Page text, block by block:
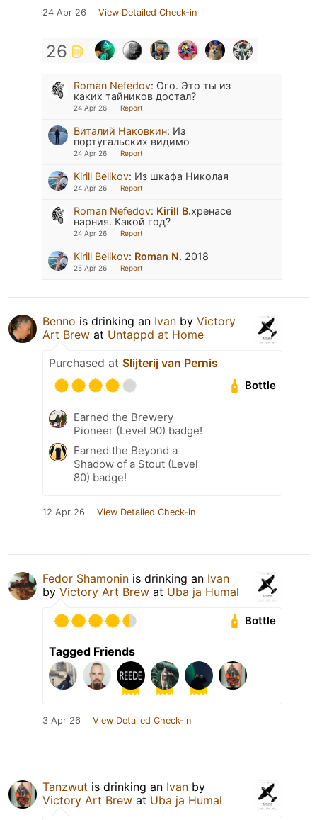
24 Apr 26 View Detailed Check-in
26
Roman Nefedov: Ого. Это ты из
каких тайников достал?
24 Apr 26 Report
Виталий Наковкин: Из
португальских видимо
24 Apr 26 Report
Kirill Belikov: Из шкафа Николая
24 Apr 26 Report
Roman Nefedov: Kirill B.хренасе
нарния. Какой год?
24 Apr 26 Report
Kirill Belikov: Roman N. 2018
25 Apr 26 Report
Benno is drinking an Ivan by Victory
Art Brew at Untappd at Home
Purchased at Slijterij van Pernis
Bottle
Earned the Brewery
Pioneer (Level 90) badge!
Earned the Beyond a
Shadow of a Stout (Level
80) badge!
12 Apr 26 View Detailed Check-in
Fedor Shamonin is drinking an Ivan
by Victory Art Brew at Uba ja Humal
Bottle
Tagged Friends
3 Apr 26 View Detailed Check-in
Tanzwut is drinking an Ivan by
Victory Art Brew at Uba ja Humal